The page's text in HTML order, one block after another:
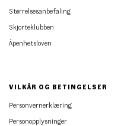
Størrelsesanbefaling
Skjorteklubben
Åpenhetsloven
VILKÅR OG BETINGELSER
Personvernerklæring
Personopplysninger